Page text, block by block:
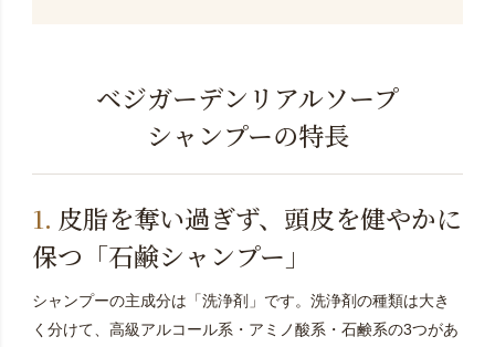
ベジガーデンリアルソープ
シャンプーの特長
皮脂を奪い過ぎず、頭皮を健やかに
保つ「石鹸シャンプー」
シャンプーの主成分は「洗浄剤」です。洗浄剤の種類は大き
く分けて、高級アルコール系・アミノ酸系・石鹸系の3つがあ